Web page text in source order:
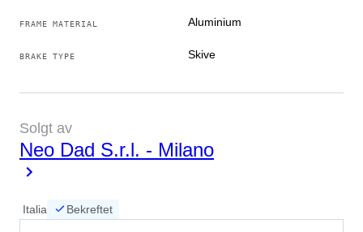
Historien til selger
La den nette sykkelbutikken for brukte sykler. Vi er
spesielle modeller.
Oversatt av Google Translate
FRAME MATERIAL Aluminium
BRAKE TYPE Skive
Solgt av
Neo Dad S.r.l. - Milano
Italia Bekreftet